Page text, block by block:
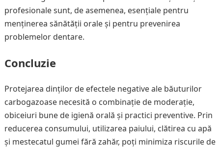
profesionale sunt, de asemenea, esențiale pentru
menținerea sănătății orale și pentru prevenirea
problemelor dentare.
Concluzie
Protejarea dinților de efectele negative ale băuturilor
carbogazoase necesită o combinație de moderație,
obiceiuri bune de igienă orală și practici preventive. Prin
reducerea consumului, utilizarea paiului, clătirea cu apă
și mestecatul gumei fără zahăr, poți minimiza riscurile de